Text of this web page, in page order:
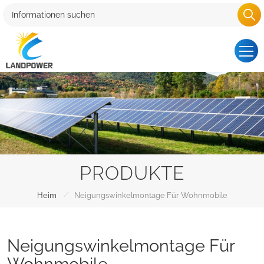
PRODUKTE
Heim / Neigungswinkelmontage Für Wohnmobile
Neigungswinkelmontage Für